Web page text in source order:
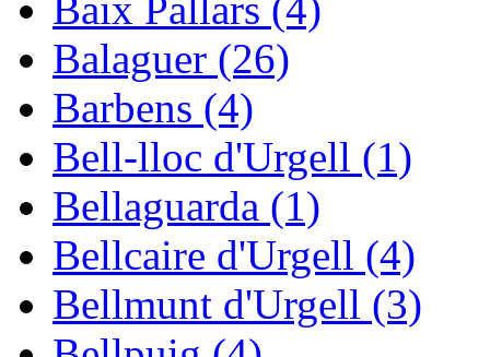
Baix Pallars (4)
Balaguer (26)
Barbens (4)
Bell-lloc d'Urgell (1)
Bellaguarda (1)
Bellcaire d'Urgell (4)
Bellmunt d'Urgell (3)